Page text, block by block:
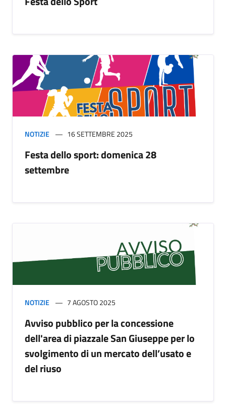
NOTIZIE 16 SETTEMBRE 2025
Festa dello sport: domenica 28
settembre
NOTIZIE 7 AGOSTO 2025
Avviso pubblico per la concessione
dell'area di piazzale San Giuseppe per lo
svolgimento di un mercato dell’usato e
del riuso